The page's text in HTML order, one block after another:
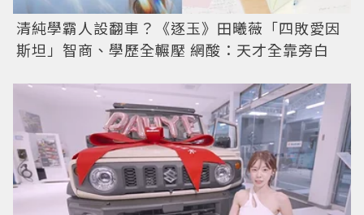
清純學霸人設翻車？《逐玉》田曦薇「四敗愛因
斯坦」智商、學歷全輾壓 網酸：天才全靠旁白